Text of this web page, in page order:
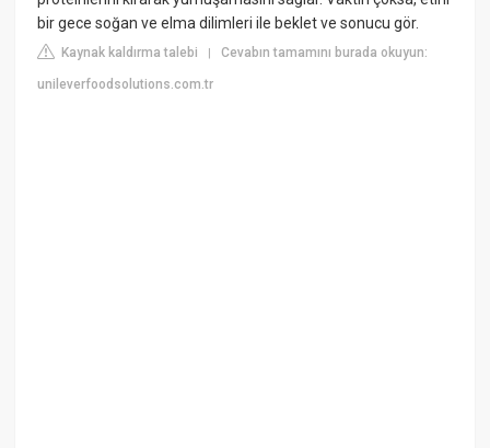
bir gece soğan ve elma dilimleri ile beklet ve sonucu gör.
Kaynak kaldırma talebi |Cevabın tamamını burada okuyun:
unileverfoodsolutions.com.tr